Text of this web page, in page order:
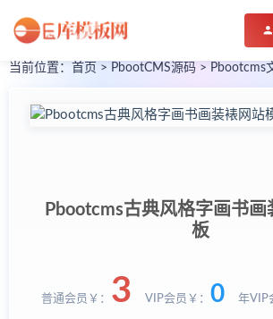
当前位置： 首页 > PbootCMS源码 > Pbootcms文
Pbootcms古典风格字画书画
板
普通会员￥： 3 VIP会员￥： 0 年VIP